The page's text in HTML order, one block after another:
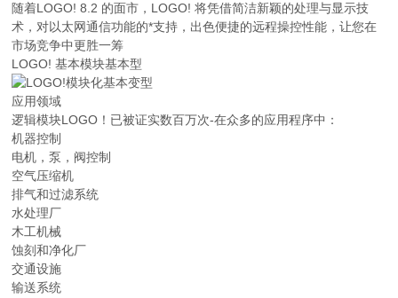
随着LOGO! 8.2 的面市，LOGO! 将凭借简洁新颖的处理与显示技
术，对以太网通信功能的*支持，出色便捷的远程操控性能，让您在
市场竞争中更胜一筹
LOGO! 基本模块基本型
应用领域
逻辑模块LOGO！已被证实数百万次-在众多的应用程序中：
机器控制
电机，泵，阀控制
空气压缩机
排气和过滤系统
水处理厂
木工机械
蚀刻和净化厂
交通设施
输送系统